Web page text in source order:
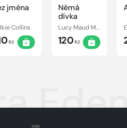
jména
Collins
Kč
Němá
dívka
Lucy Maud Montgomery
120Kč